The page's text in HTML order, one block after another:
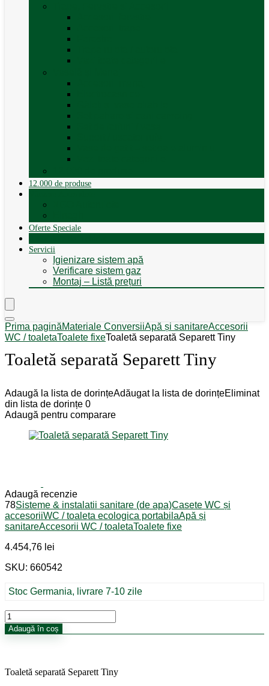
12.000 de produse
Oferte Speciale
Servicii
Igienizare sistem apă
Verificare sistem gaz
Montaj – Listă prețuri
Prima paginăMateriale ConversiiApă și sanitareAccesorii
WC / toaletaToalete fixeToaletă separată Separett Tiny
Toaletă separată Separett Tiny
Adaugă la lista de dorințeAdăugat la lista de dorințeEliminat
din lista de dorințe 0
Adaugă pentru comparare
Adaugă recenzie
78Sisteme & instalatii sanitare (de apa)Casete WC și
accesoriiWC / toaleta ecologica portabilaApă și
sanitareAccesorii WC / toaletaToalete fixe
4.454,76 lei
SKU: 660542
Stoc Germania, livrare 7-10 zile
Cantitate
Toaletă
separată
Adaugă în coș
Toaletă separată Separett Tiny